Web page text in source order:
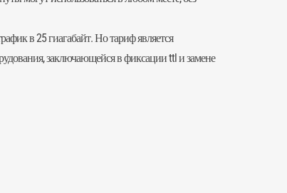
в 25 гиагабайт. Но тариф является
заключающейся в фиксации ttl и замене